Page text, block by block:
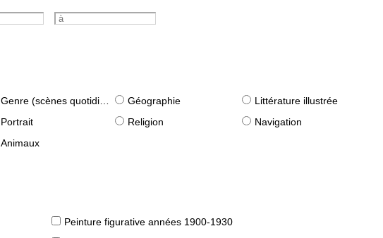
Genre (scènes quotidiennes) Géographie
Littérature illustrée
Portrait Religion
Navigation
Animaux
Peinture figurative années 1900-1930